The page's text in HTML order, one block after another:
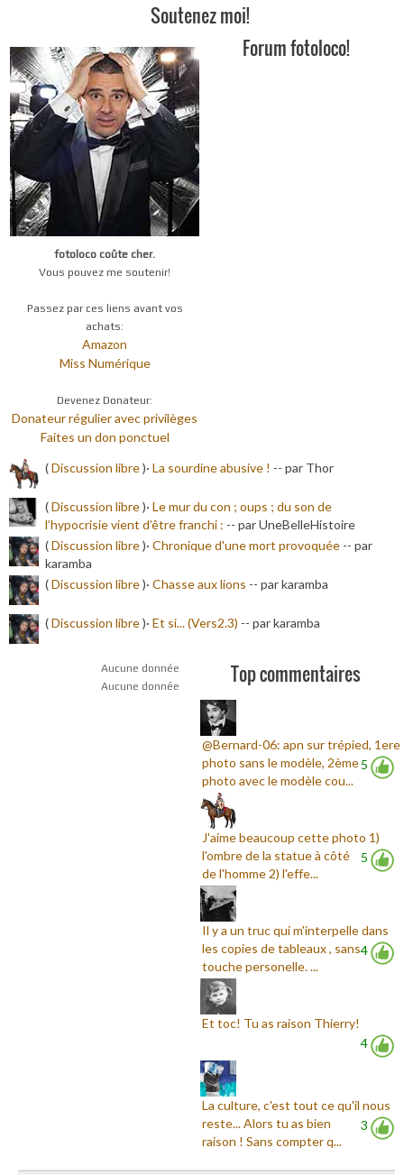
Soutenez moi!
fotoloco coûte cher.
Vous pouvez me soutenir!
Passez par ces liens avant vos
achats:
Amazon
Miss Numérique
Devenez Donateur:
Donateur régulier avec privilèges
Faites un don ponctuel
Forum fotoloco!
(Discussion libre)· La sourdine abusive ! -- par Thor
(Discussion libre)· Le mur du con ; oups ; du son de
l’hypocrisie vient d’être franchi : -- par UneBelleHistoire
(Discussion libre)· Chronique d'une mort provoquée -- par
karamba
(Discussion libre)· Chasse aux lions -- par karamba
(Discussion libre)· Et si... (Vers2.3) -- par karamba
Aucune donnée
Aucune donnée
Top commentaires
5
@Bernard-06: apn sur trépied, 1ere
photo sans le modèle, 2ème
photo avec le modèle cou...
5
J'aime beaucoup cette photo 1)
l'ombre de la statue à côté
de l'homme 2) l'effe...
4
Il y a un truc qui m'interpelle dans
les copies de tableaux , sans
touche personelle. ...
4
Et toc! Tu as raison Thierry!
3
La culture, c'est tout ce qu'il nous
reste... Alors tu as bien
raison ! Sans compter q...